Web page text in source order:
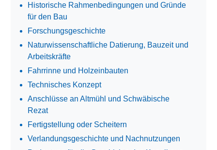
Historische Rahmenbedingungen und Gründe
für den Bau
Forschungsgeschichte
Naturwissenschaftliche Datierung, Bauzeit und
Arbeitskräfte
Fahrrinne und Holzeinbauten
Technisches Konzept
Anschlüsse an Altmühl und Schwäbische
Rezat
Fertigstellung oder Scheitern
Verlandungsgeschichte und Nachnutzungen